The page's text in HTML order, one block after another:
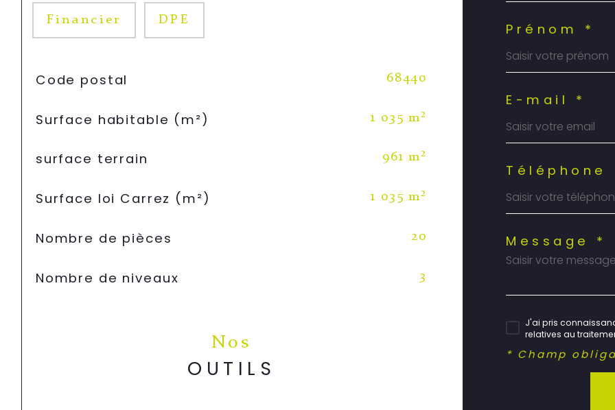
Financier DPE
TRAD_SIROCCO_Caracteristique
Code postal 68440
Surface habitable (m²) 1 035 m²
surface terrain 961 m²
Surface loi Carrez (m²) 1 035 m²
Nombre de pièces 20
Nombre de niveaux 3
Nos
OUTILS
Prénom *
E-mail *
Téléphone
Message *
J'ai pris
relatives au
* Champ